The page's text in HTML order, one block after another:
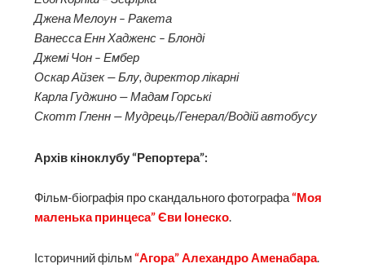
Джена Мелоун – Ракета
Ванесса Енн Хадженс – Блонді
Джемі Чон – Ембер
Оскар Айзек — Блу, директор лікарні
Карла Гуджино — Мадам Горські
Скотт Гленн — Мудрець/Генерал/Водій автобусу
Архів кіноклубу “Репортера”:
Фільм-біографія про скандального фотографа“Моя
маленька принцеса” Єви Іонеско.
Історичний фільм“Агора” Алехандро Аменабара.